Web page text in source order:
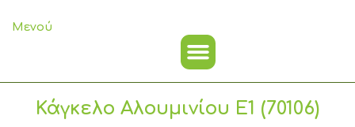
Μενού
Κάγκελο Αλουμινίου E1 (70106)